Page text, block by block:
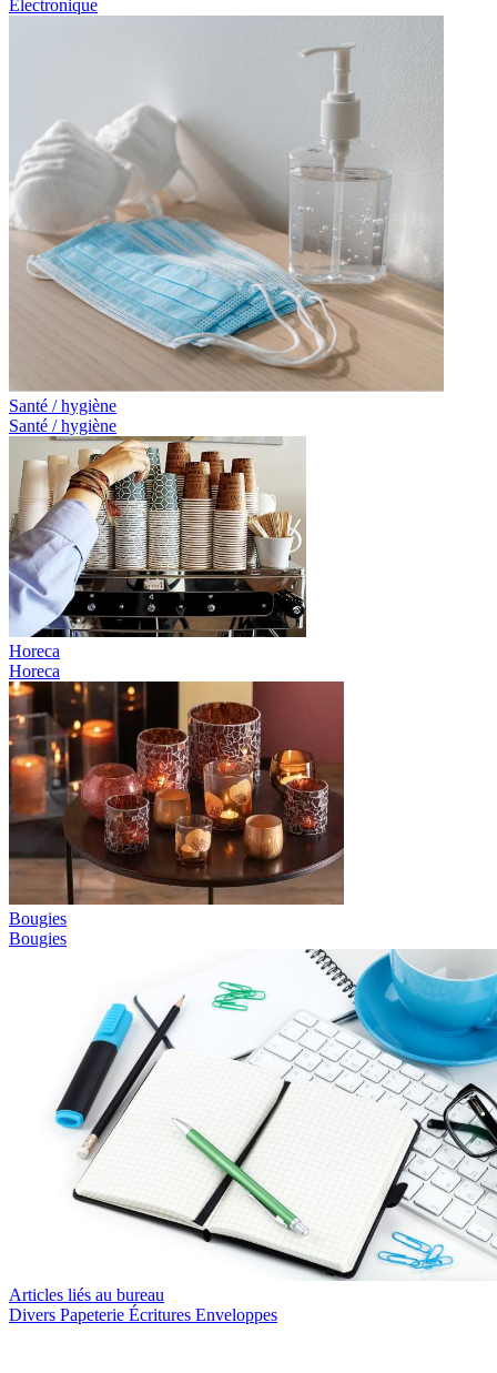
Électronique
Santé / hygiène
Santé / hygiène
Horeca
Horeca
Bougies
Bougies
Articles liés au bureau
Divers Papeterie Écritures Enveloppes